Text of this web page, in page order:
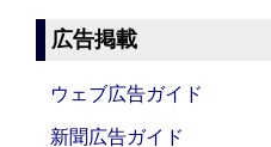
広告掲載
ウェブ広告ガイド
新聞広告ガイド